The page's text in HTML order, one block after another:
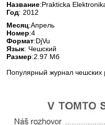
Название:Prakticka
Год: 2012
Месяц:Апрель
Номер:4
Формат:DjVu
Язык: Чешский
Размер:2.97 Мб
Популярный журнал чешских